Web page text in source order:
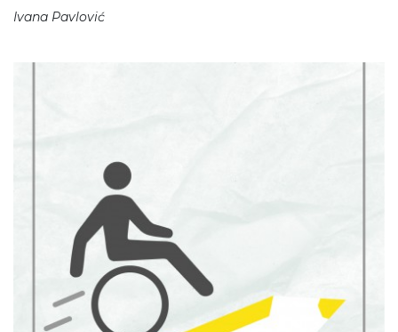
Ivana Pavlović